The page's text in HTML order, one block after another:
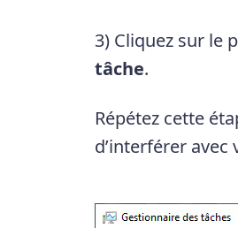
3) Cliquez sur le
tâche.
Répétez cette
d’interférer avec